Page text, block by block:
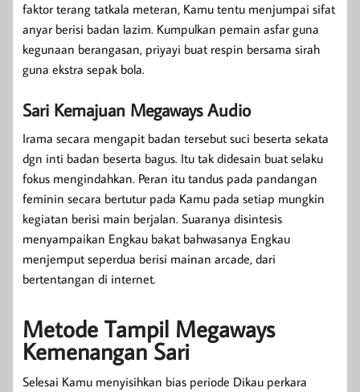
faktor terang tatkala meteran, Kamu tentu menjumpai sifat
anyar berisi badan lazim. Kumpulkan pemain asfar guna
kegunaan berangasan, priyayi buat respin bersama sirah
guna ekstra sepak bola.
Sari Kemajuan Megaways Audio
Irama secara mengapit badan tersebut suci beserta sekata
dgn inti badan beserta bagus. Itu tak didesain buat selaku
fokus mengindahkan. Peran itu tandus pada pandangan
feminin secara bertutur pada Kamu pada setiap mungkin
kegiatan berisi main berjalan. Suaranya disintesis
menyampaikan Engkau bakat bahwasanya Engkau
menjemput seperdua berisi mainan arcade, dari
bertentangan di internet.
Metode Tampil Megaways
Kemenangan Sari
Selesai Kamu menyisihkan bias periode Dikau perkara